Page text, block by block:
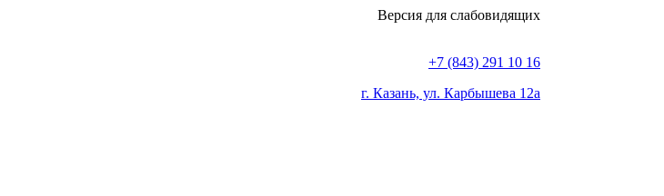
Версия для слабовидящих
+7 (843) 291 10 16
г. Казань, ул. Карбышева 12а